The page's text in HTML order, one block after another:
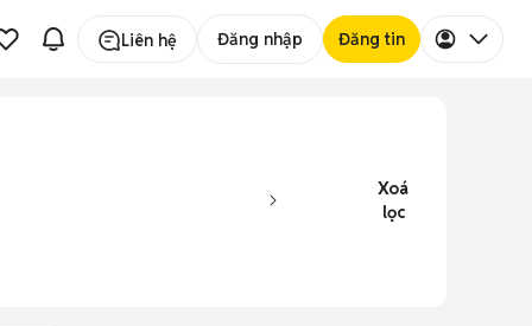
Liên hệ Đăng nhập Đăng tin
Xoá
lọc